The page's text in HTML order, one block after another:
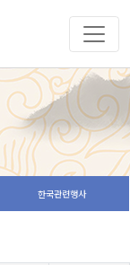
한국관련행사